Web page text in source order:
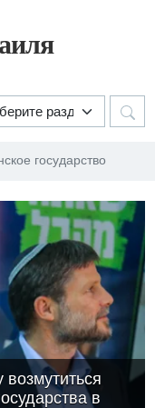
государство
в